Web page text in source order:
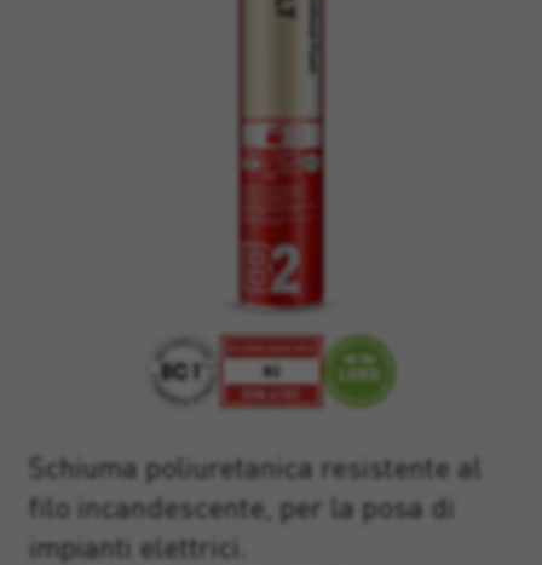
Schiuma poliuretanica resistente al
filo incandescente, per la posa di
impianti elettrici.